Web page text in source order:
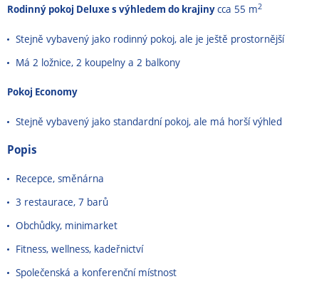
Rodinný pokoj Deluxe s výhledem do krajinycca 55 m2
Stejně vybavený jako rodinný pokoj, ale je ještě prostornější
Má 2 ložnice, 2 koupelny a 2 balkony
Pokoj Economy
Stejně vybavený jako standardní pokoj, ale má horší výhled
Popis
Recepce, směnárna
3 restaurace, 7 barů
Obchůdky, minimarket
Fitness, wellness, kadeřnictví
Společenská a konferenční místnost